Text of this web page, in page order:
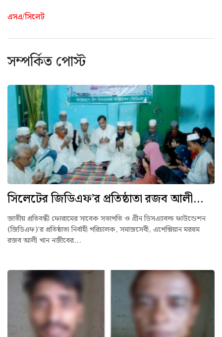
এসএ/সিলেট
সম্পর্কিত পোস্ট
সিলেটের জিডিএফ’র প্রতিষ্ঠাতা রজব আলী...
জাতীয় প্রতিবন্ধী ফোরামের সাবেক সভাপতি ও গ্রীন ডিসএ্যাবল্ড ফাউন্ডেশন
(জিডিএফ)’র প্রতিষ্ঠাতা নির্বাহী পরিচালক, সমাজসেবী, এপেক্সিয়ান মরহুম
রজব আলী খান নজীবের...